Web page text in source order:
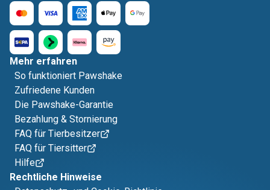
Mehr erfahren
So funktioniert Pawshake
Zufriedene Kunden
Die Pawshake-Garantie
Bezahlung & Stornierung
FAQ für Tierbesitzer
FAQ für Tiersitter
Hilfe
Rechtliche Hinweise